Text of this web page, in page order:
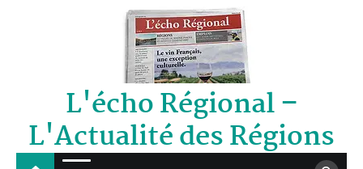
L'écho Régional –
L'Actualité des Régions